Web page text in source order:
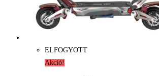
ELFOGYOTT
Akció!